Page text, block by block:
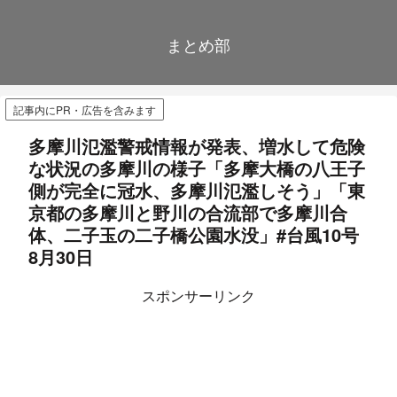
まとめ部
記事内にPR・広告を含みます
多摩川氾濫警戒情報が発表、増水して危険
な状況の多摩川の様子「多摩大橋の八王子
側が完全に冠水、多摩川氾濫しそう」「東
京都の多摩川と野川の合流部で多摩川合
体、二子玉の二子橋公園水没」#台風10号
8月30日
スポンサーリンク